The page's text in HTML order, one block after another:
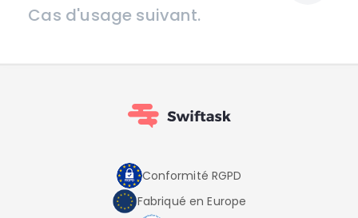
Cas d'usage suivant.
Conformité RGPD
Fabriqué en Europe